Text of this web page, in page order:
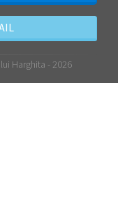
Harghita - 2026